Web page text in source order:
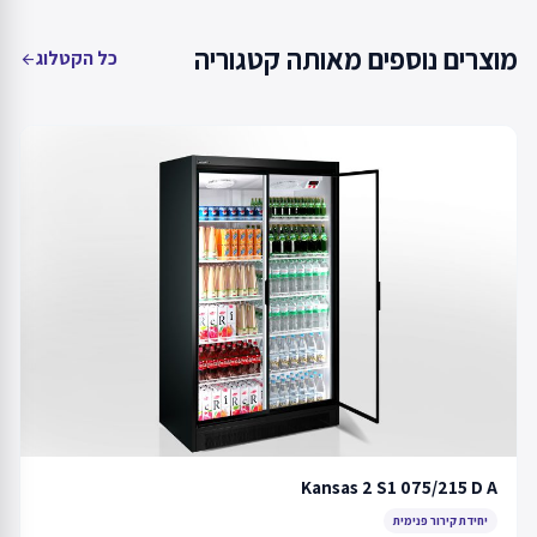
מוצרים נוספים מאותה קטגוריה כל הקטלוגarrow_back
Kansas 2 S1 075/215 D A
יחידת קירור פנימית